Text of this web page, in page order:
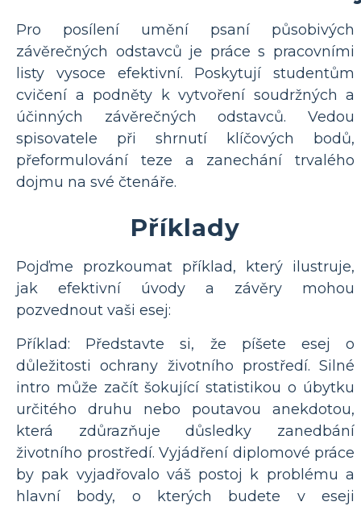
Pro posílení umění psaní působivých
závěrečných odstavců je práce s pracovními
listy vysoce efektivní. Poskytují studentům
cvičení a podněty k vytvoření soudržných a
účinných závěrečných odstavců. Vedou
spisovatele při shrnutí klíčových bodů,
přeformulování teze a zanechání trvalého
dojmu na své čtenáře.
Příklady
Pojďme prozkoumat příklad, který ilustruje,
jak efektivní úvody a závěry mohou
pozvednout vaši esej:
Příklad: Představte si, že píšete esej o
důležitosti ochrany životního prostředí. Silné
intro může začít šokující statistikou o úbytku
určitého druhu nebo poutavou anekdotou,
která zdůrazňuje důsledky zanedbání
životního prostředí. Vyjádření diplomové práce
by pak vyjadřovalo váš postoj k problému a
hlavní body, o kterých budete v eseji